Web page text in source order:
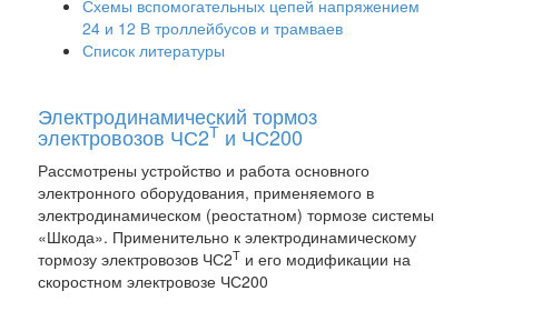
Схемы вспомогательных цепей напряжением
24 и 12 В троллейбусов и трамваев
Список литературы
Электродинамический тормоз
электровозов ЧС2Т и ЧС200
Рассмотрены устройство и работа основного
электронного оборудования, применяемого в
электродинамическом (реостатном) тормозе системы
«Шкода». Применительно к электродинамическому
тормозу электровозов ЧС2Т и его модификации на
скоростном электровозе ЧС200